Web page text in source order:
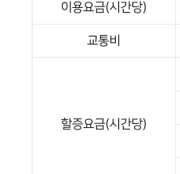
이용요금(시간당)
교통비
할증요금(시간당)